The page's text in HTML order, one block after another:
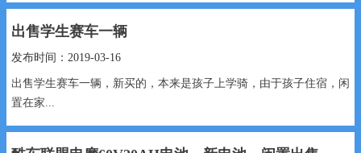
出售学生赛车一辆
发布时间：2019-03-16
出售学生赛车一辆，新买的，本来是孩子上学骑，由于孩子住宿，闲
置在家...